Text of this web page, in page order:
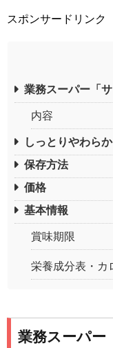
スポンサードリンク
業務スーパー「
内容
しっとりやわら
保存方法
価格
基本情報
賞味期限
栄養成分表・カ
業務スーパー